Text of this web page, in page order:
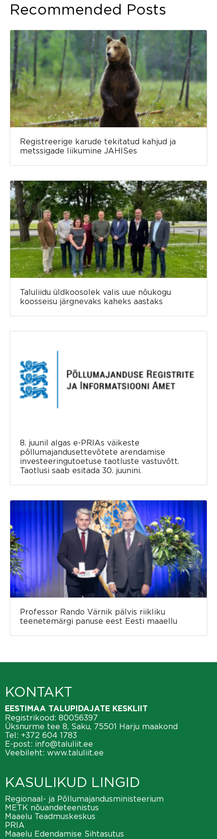
Recommended Posts
Registreerige karude tekitatud kahjud ja
metssigade liikumine JAHISes
Taluliidu üldkoosolek valis uue nõukogu
koosseisu järgnevaks kaheks aastaks
8. juunil algas e-PRIAs väikeste
põllumajandusettevõtete arendamise
investeeringutoetuse taotluste vastuvõtt.
Taotlusi saab esitada 30. juunini.
Professor Rando Värnik pälvis riikliku
teenetemärgi panuse eest Eesti maaellu
KONTAKT
EESTIMAA TALUPIDAJATE KESKLIIT
Registrikood: 80056397
Üksnurme tee 8, Saku, 75501 Harju maakond
Tel: +372 604 1783
E-post: info@taluliit.ee
Veebileht: www.taluliit.ee
KASULIKUD LINGID
Regionaal- ja Põllumajandusministeerium
METK nõuandeteenistus
Maaelu Teadmuskeskus
PRIA
Maaelu Edendamise Sihtasutus